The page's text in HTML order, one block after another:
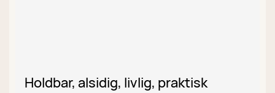
Holdbar, alsidig, livlig, praktisk